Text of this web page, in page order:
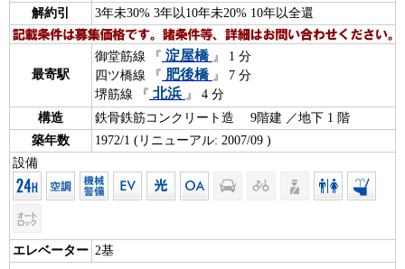
解約引
3年未30% 3年以10年未20% 10年以全還
最寄駅
御堂筋線 『 淀屋橋 』 1 分
四ツ橋線 『 肥後橋 』 7 分
堺筋線 『 北浜 』 4 分
構造
鉄骨鉄筋コンクリート造 9階建 ／地下 1 階
築年数
1972/1 (リニューアル: 2007/09 )
設備
エレベーター 2基